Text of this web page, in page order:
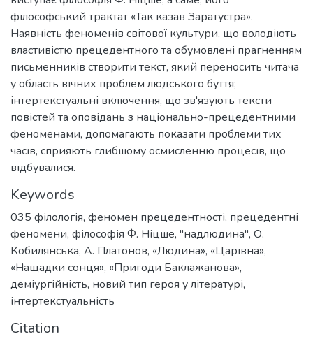
філософський трактат «Так казав Заратустра».
Наявність феноменів світової культури, що володіють
властивістю прецедентного та обумовлені прагненням
письменників створити текст, який переносить читача
у область вічних проблем людського буття;
інтертекстуальні включення, що зв'язують тексти
повістей та оповідань з національно-прецедентними
феноменами, допомагають показати проблеми тих
часів, сприяють глибшому осмисленню процесів, що
відбувалися.
Keywords
035 філологія, феномен прецедентності, прецедентні
феномени, філософія Ф. Ніцше, "надлюдина", О.
Кобилянська, А. Платонов, «Людина», «Царівна»,
«Нащадки сонця», «Пригоди Баклажанова»,
деміургійність, новий тип героя у літературі,
інтертекстуальність
Citation